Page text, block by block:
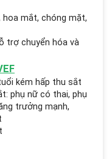
mắt, chóng mặt,
trợ chuyển hóa và
kém hấp thu sắt
phụ nữ có thai, phụ
trưởng mạnh,